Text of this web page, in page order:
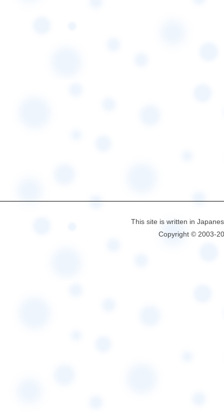
This site is written in
Copyright © 2003-